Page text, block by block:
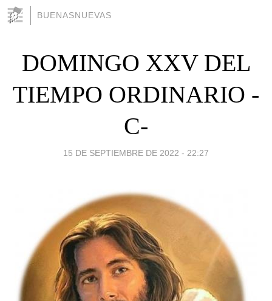
BUENASNUEVAS
DOMINGO XXV DEL
TIEMPO ORDINARIO -
C-
15 DE SEPTIEMBRE DE 2022 - 22:27